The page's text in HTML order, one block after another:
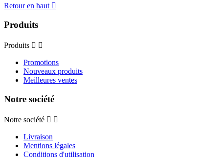
Retour en haut 
Produits
Produits  
Promotions
Nouveaux produits
Meilleures ventes
Notre société
Notre société  
Livraison
Mentions légales
Conditions d'utilisation